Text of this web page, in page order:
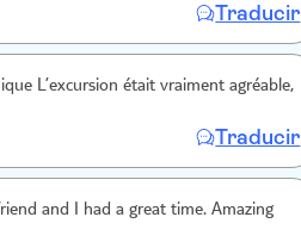
directement, dessus et c'étaitTraducir
L’excursion était vraiment agréable,
Traducir
and I had a great time. Amazing